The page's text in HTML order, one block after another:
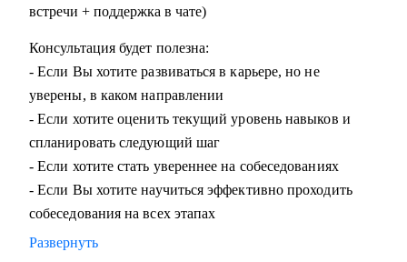
встречи + поддержка в чате)
Консультация будет полезна:
- Если Вы хотите развиваться в карьере, но не
уверены, в каком направлении
- Если хотите оценить текущий уровень навыков и
спланировать следующий шаг
- Если хотите стать увереннее на собеседованиях
- Если Вы хотите научиться эффективно проходить
собеседования на всех этапах
Развернуть